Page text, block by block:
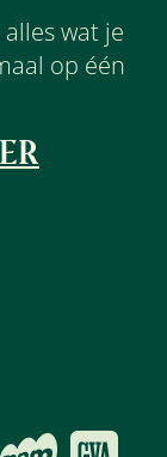
wat je
op één